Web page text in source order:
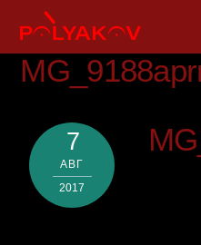
content
7
АВГ
2017